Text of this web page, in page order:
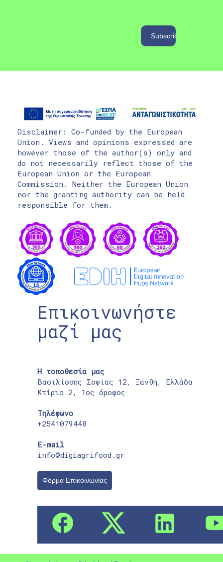
Disclaimer: Co-funded by the European
Union. Views and opinions expressed are
however those of the author(s) only and
do not necessarily reflect those of the
European Union or the European
Commission. Neither the European Union
nor the granting authority can be held
responsible for them.
Επικοινωνήστε
μαζί μας
Η τοποθεσία μας
Βασιλίσσης Σοφίας 12, Ξάνθη, Ελλάδα
Κτίριο 2, 1ος όροφος
Τηλέφωνο
+2541079448
E-mail
info@digiagrifood.gr
Φόρμα Επικοινωνίας